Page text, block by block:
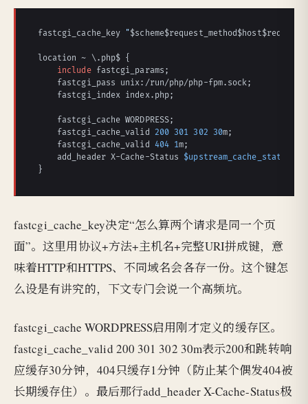
fastcgi_cache_key "$scheme$request_method$host
location ~ \.php$ {
include fastcgi_params;
    fastcgi_pass unix:/run/php/php-fpm.sock;
    fastcgi_index index.php;
    fastcgi_cache WORDPRESS;
    fastcgi_cache_valid
200 301 302 30m;
    fastcgi_cache_valid
404 1m;
    add_header X-Cache-Status
$upstream_cache_status
}
fastcgi_cache_key决定“怎么算两个请求是同一个页
面”。这里用协议+方法+主机名+完整URI拼成键，意
味着HTTP和HTTPS、不同域名会各存一份。这个键怎
么设是有讲究的，下文专门会说一个高频坑。
fastcgi_cache WORDPRESS启用刚才定义的缓存区。
fastcgi_cache_valid 200 301 302 30m表示200和跳转响
应缓存30分钟，404只缓存1分钟（防止某个偶发404被
长期缓存住）。最后那行add_header X-Cache-Status极